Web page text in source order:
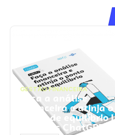
GESTÃO FINANCEIRA
Faça a análise
financeira e atinja o
ponto de equilíbrio |
Prompts ChatGPT